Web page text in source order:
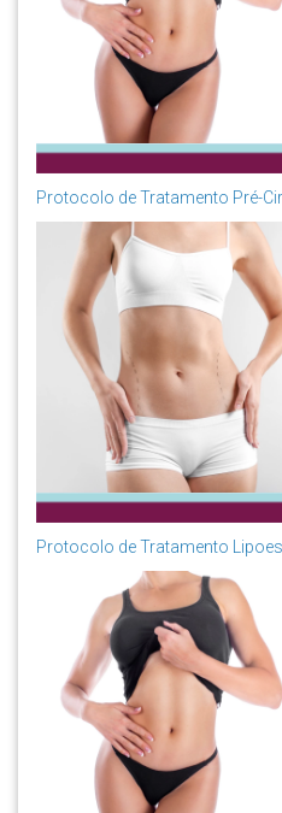
Protocolo de Tratamento Pré-
Protocolo de Tratamento